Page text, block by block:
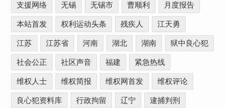
支援网络 无锡 无锡市 曹顺利 月度报告
本站首发 权利运动头条 残疾人 江天勇
江苏 江苏省 河南 湖北 湖南 狱中良心犯
社会公正 社区声音 福建 紧急热线
维权人士 维权简报 维权网首发 维权评论
良心犯资料库 行政拘留 辽宁 逮捕判刑